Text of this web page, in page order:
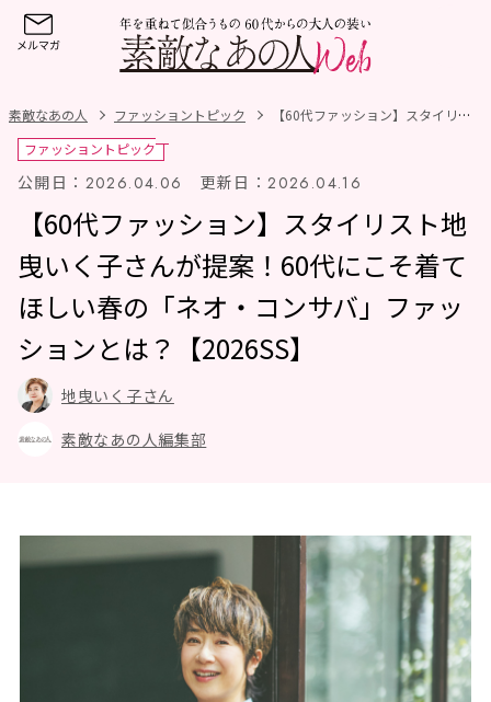
素敵なあの人 ファッショントピック
【60代ファッション】スタイリスト地曳いく子さんが提案！60代にこそ着てほしい春の「ネオ・コンサバ」ファッションとは？【2026SS】
ファッショントピック
公開日： 2026.04.06 更新日： 2026.04.16
【60代ファッション】スタイリスト地
曳いく子さんが提案！60代にこそ着て
ほしい春の「ネオ・コンサバ」ファッ
ションとは？【2026SS】
地曳いく子さん
素敵なあの人編集部